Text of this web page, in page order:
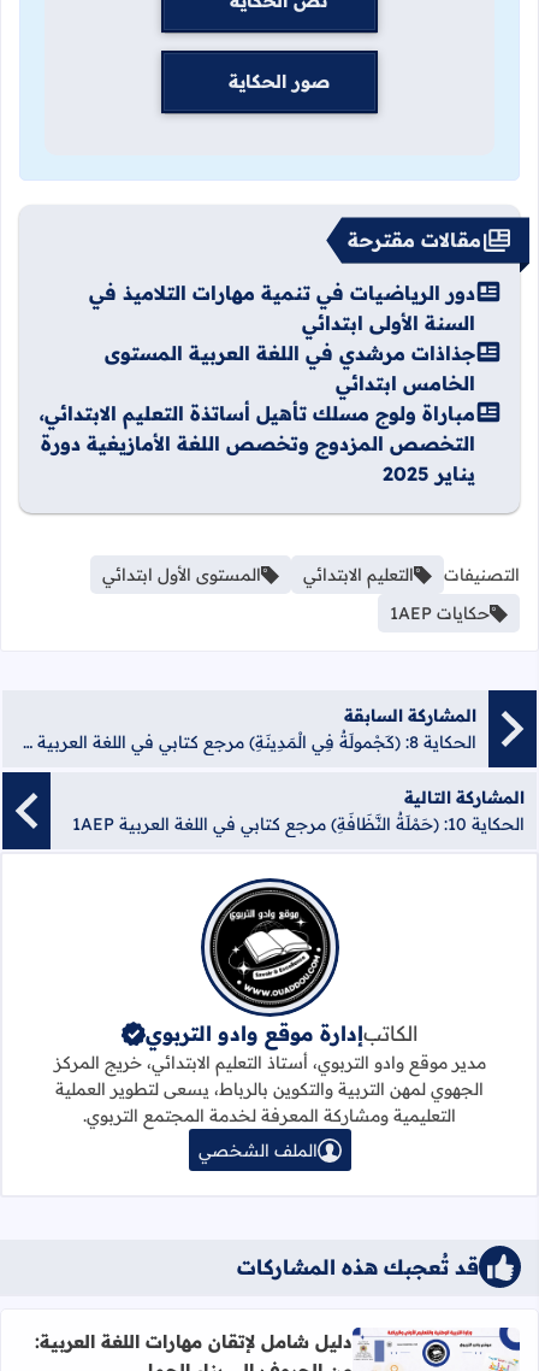
صور الحكاية
مقالات مقترحة
دور الرياضيات في تنمية مهارات التلاميذ في
السنة الأولى ابتدائي
جذاذات مرشدي في اللغة العربية المستوى
الخامس ابتدائي
مباراة ولوج مسلك تأهيل أساتذة التعليم الابتدائي،
التخصص المزدوج وتخصص اللغة الأمازيغية دورة
يناير 2025
التصنيفات التعليم الابتدائي
المستوى الأول ابتدائي
حكايات 1AEP
المشاركة السابقة
الحكاية 8: (كَجْمولَةُ فِي الْمَدِينَةِ) مرجع كتابي في اللغة العربية 1AEP
المشاركة التالية
الحكاية 10: (حَمْلَةُ النَّظَافَةِ) مرجع كتابي في اللغة العربية 1AEP
الكاتبإدارة موقع وادو التربوي
مدير موقع وادو التربوي، أستاذ التعليم الابتدائي، خريج المركز
الجهوي لمهن التربية والتكوين بالرباط، يسعى لتطوير العملية
التعليمية ومشاركة المعرفة لخدمة المجتمع التربوي.
الملف الشخصي
قد تُعجبك هذه المشاركات
دليل شامل لإتقان مهارات اللغة العربية: